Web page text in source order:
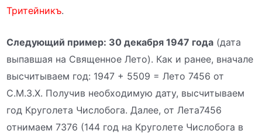
Тритейникъ.
Следующий пример: 30 декабря 1947 года (дата
выпавшая на Священное Лето). Как и ранее, вначале
высчитываем год: 1947 + 5509 = Лето 7456 от
С.М.З.Х. Получив необходимую дату, высчитываем
год Круголета Числобога. Далее, от Лета7456
отнимаем 7376 (144 год на Круголете Числобога в